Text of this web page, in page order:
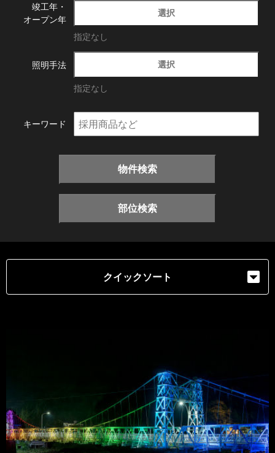
竣工年・
オープン年
選択
指定なし
照明手法 選択
指定なし
キーワード
物件検索
部位検索
クイックソート